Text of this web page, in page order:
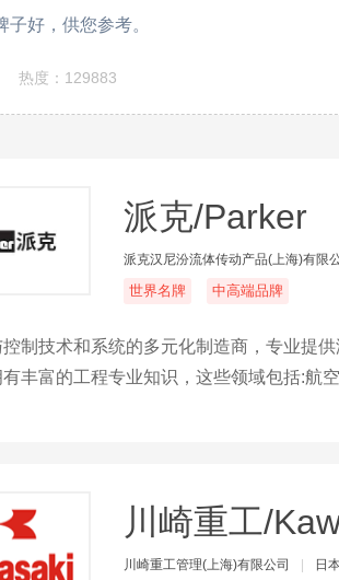
好，供您参考。
热度：129883
派克/Parker
派克汉尼汾流体传动产品(上海)有限
世界名牌 中高端品牌
控制技术和系统的多元化制造商，专业提
丰富的工程专业知识，这些领域包括:航
川崎重工/
川崎重工管理(上海)有限公司 日